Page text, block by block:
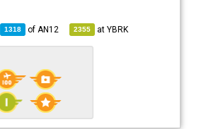
1318 of AN12 2355 atYBRK